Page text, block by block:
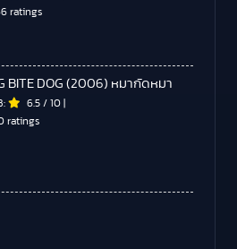
ratings
BITE DOG (2006) หมากัดหมา
6.5 / 10 |
ratings